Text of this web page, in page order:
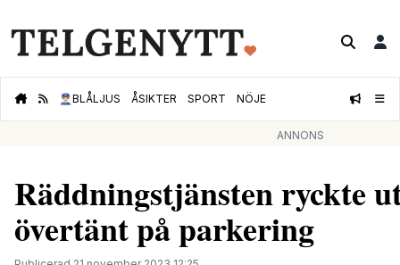
👮🏻‍♂️BLÅLJUS ÅSIKTER SPORT NÖJE
ANNONS
Räddningstjänsten ryckte
övertänt på parkering